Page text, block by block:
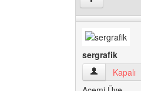
sergrafik
sergrafikKapalı